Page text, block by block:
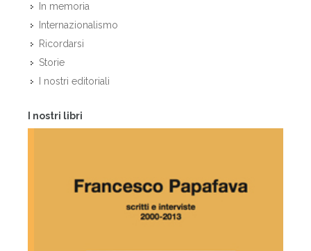
In memoria
Internazionalismo
Ricordarsi
Storie
I nostri editoriali
I nostri libri